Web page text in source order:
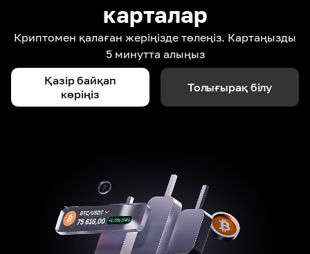
карталар
Криптомен қалаған жеріңізде төлеңіз. Картаңызды
5 минутта алыңыз
Қазір байқап
көріңіз
Толығырақ білу